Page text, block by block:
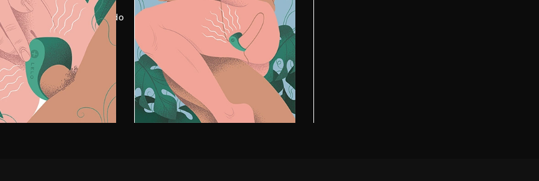
TOR™ 2, mettiti comodo
a scoprire le diverse
di vibrazione.
Goditi vibranti sensazioni e
raggiungi un orgasmo più intenso
con il tuo partner.